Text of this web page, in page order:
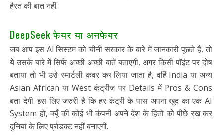
हैरत की बात नहीं.
DeepSeek फेयर या अनफेयर
जब आप इस AI सिस्टम को चीनी सरकार के बारे में जानकारी पूछते हैं, तो
ये उसके बारे में सिर्फ अच्छी अच्छी बातें बताएगी, अगर किसी पॉइंट पर दोष
बताया तो भी उसे स्मार्टली कवर कर लिया जाता है, वहिं India या अन्य
Asian African या West कंट्रीज पर Details में Pros & Cons
बता देगी. इस लिए जरुरी है कि हर कंट्री के पास अपना खुद का एक AI
System हो, क्यूँ की कोई भी कंपनी अपने देश के हितों को पीछे रख कर
दुनियां के लिए प्रोडक्ट नहीं बनाएगी.